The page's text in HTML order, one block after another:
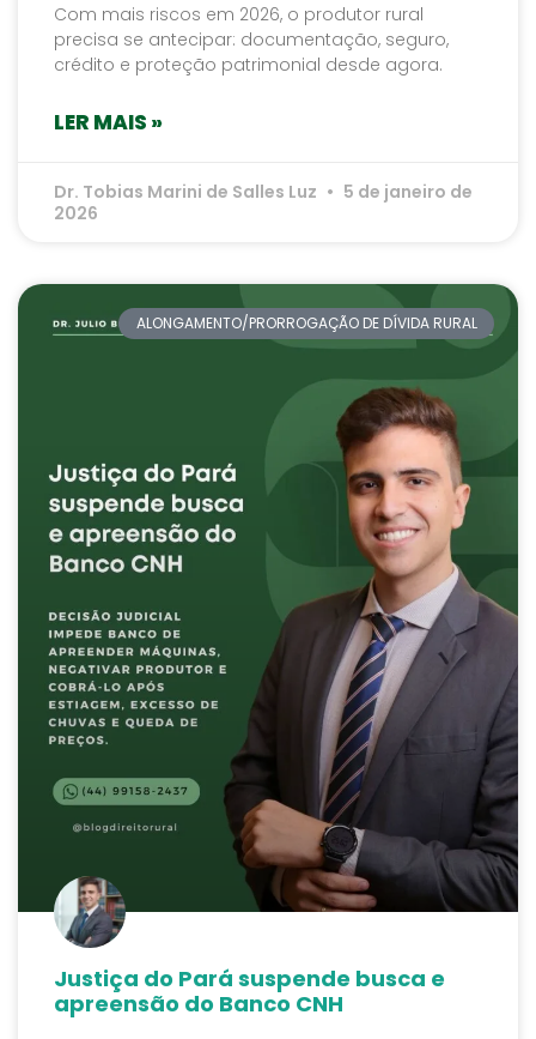
Com mais riscos em 2026, o produtor rural
precisa se antecipar: documentação, seguro,
crédito e proteção patrimonial desde agora.
LER MAIS »
Dr. Tobias Marini de Salles Luz
5 de janeiro de
2026
ALONGAMENTO/PRORROGAÇÃO DE DÍVIDA RURAL
Justiça do Pará suspende busca e
apreensão do Banco CNH